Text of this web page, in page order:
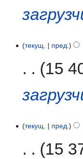
текущ. пред.
15
июлятекущ. пред.
15